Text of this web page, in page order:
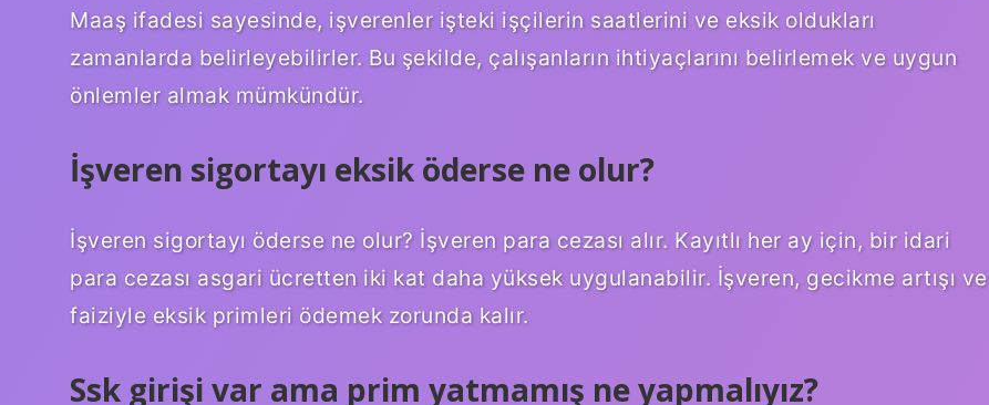
Maaş ifadesi sayesinde, işverenler işteki işçilerin saatlerini ve eksik oldukları
zamanlarda belirleyebilirler. Bu şekilde, çalışanların ihtiyaçlarını belirlemek ve uygun
önlemler almak mümkündür.
İşveren sigortayı eksik öderse ne olur?
İşveren sigortayı öderse ne olur? İşveren para cezası alır. Kayıtlı her ay için, bir idari
para cezası asgari ücretten iki kat daha yüksek uygulanabilir. İşveren, gecikme artışı ve
faiziyle eksik primleri ödemek zorunda kalır.
Ssk girişi var ama prim yatmamış ne yapmalıyız?